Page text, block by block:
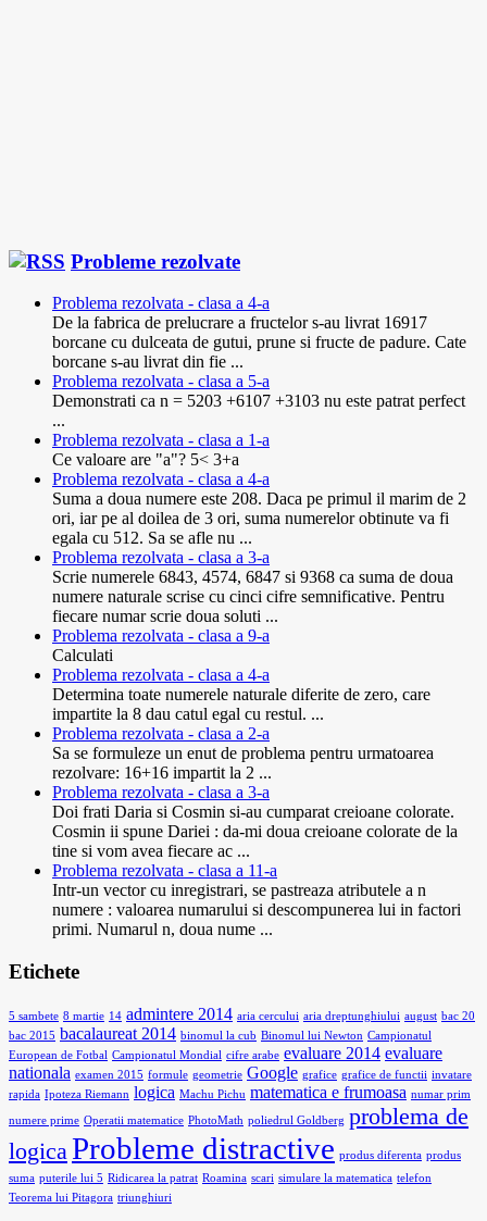
Probleme rezolvate
Problema rezolvata - clasa a 4-a
De la fabrica de prelucrare a fructelor s-au livrat 16917
borcane cu dulceata de gutui, prune si fructe de padure. Cate
borcane s-au livrat din fie ...
Problema rezolvata - clasa a 5-a
Demonstrati ca n = 5203 +6107 +3103 nu este patrat perfect
...
Problema rezolvata - clasa a 1-a
Ce valoare are "a"? 5< 3+a
Problema rezolvata - clasa a 4-a
Suma a doua numere este 208. Daca pe primul il marim de 2
ori, iar pe al doilea de 3 ori, suma numerelor obtinute va fi
egala cu 512. Sa se afle nu ...
Problema rezolvata - clasa a 3-a
Scrie numerele 6843, 4574, 6847 si 9368 ca suma de doua
numere naturale scrise cu cinci cifre semnificative. Pentru
fiecare numar scrie doua soluti ...
Problema rezolvata - clasa a 9-a
Calculati
Problema rezolvata - clasa a 4-a
Determina toate numerele naturale diferite de zero, care
impartite la 8 dau catul egal cu restul. ...
Problema rezolvata - clasa a 2-a
Sa se formuleze un enut de problema pentru urmatoarea
rezolvare: 16+16 impartit la 2 ...
Problema rezolvata - clasa a 3-a
Doi frati Daria si Cosmin si-au cumparat creioane colorate.
Cosmin ii spune Dariei : da-mi doua creioane colorate de la
tine si vom avea fiecare ac ...
Problema rezolvata - clasa a 11-a
Intr-un vector cu inregistrari, se pastreaza atributele a n
numere : valoarea numarului si descompunerea lui in factori
primi. Numarul n, doua nume ...
Etichete
5 sambete 8 martie 14 admintere 2014 aria cercului aria dreptunghiului august bac 20
bac 2015 bacalaureat 2014 binomul la cub Binomul lui Newton Campionatul
European de Fotbal Campionatul Mondial cifre arabe evaluare 2014 evaluare
nationala examen 2015 formule geometrie Google grafice grafice de functii invatare
rapida Ipoteza Riemann logica Machu Pichu matematica e frumoasa numar prim
numere prime Operatii matematice PhotoMath poliedrul Goldberg problema de
logica Probleme distractive produs diferenta produs
suma puterile lui 5 Ridicarea la patrat Roamina scari simulare la matematica telefon
Teorema lui Pitagora triunghiuri